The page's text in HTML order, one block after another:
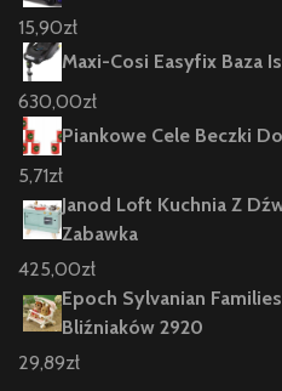
15,90zł
Maxi-Cosi Easyfix Baza
630,00zł
Piankowe Cele Beczki
5,71zł
Janod Loft Kuchnia Z
Zabawka
425,00zł
Epoch Sylvanian
Bliźniaków 2920
29,89zł